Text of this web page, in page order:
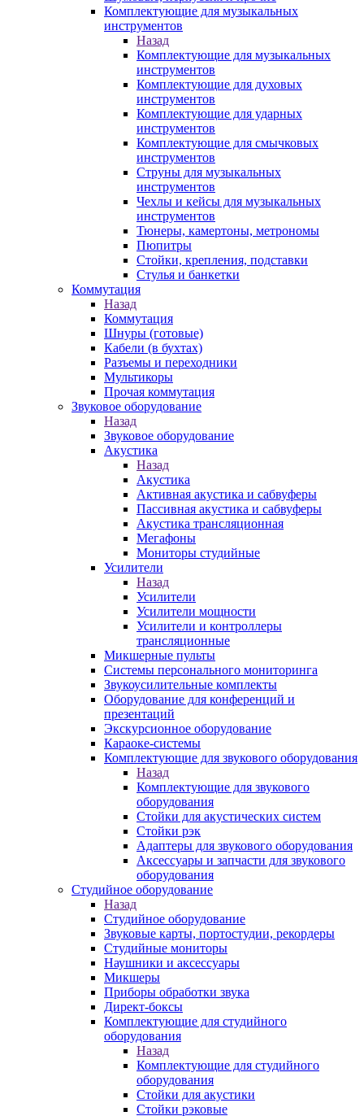
Комплектующие для музыкальных
инструментов
Назад
Комплектующие для музыкальных
инструментов
Комплектующие для духовых
инструментов
Комплектующие для ударных
инструментов
Комплектующие для смычковых
инструментов
Струны для музыкальных
инструментов
Чехлы и кейсы для музыкальных
инструментов
Тюнеры, камертоны, метрономы
Пюпитры
Стойки, крепления, подставки
Стулья и банкетки
Коммутация
Назад
Коммутация
Шнуры (готовые)
Кабели (в бухтах)
Разъемы и переходники
Мультикоры
Прочая коммутация
Звуковое оборудование
Назад
Звуковое оборудование
Акустика
Назад
Акустика
Активная акустика и сабвуферы
Пассивная акустика и сабвуферы
Акустика трансляционная
Мегафоны
Мониторы студийные
Усилители
Назад
Усилители
Усилители мощности
Усилители и контроллеры
трансляционные
Микшерные пульты
Системы персонального мониторинга
Звукоусилительные комплекты
Оборудование для конференций и
презентаций
Экскурсионное оборудование
Караоке-системы
Комплектующие для звукового оборудования
Назад
Комплектующие для звукового
оборудования
Стойки для акустических систем
Стойки рэк
Адаптеры для звукового оборудования
Аксессуары и запчасти для звукового
оборудования
Студийное оборудование
Назад
Студийное оборудование
Звуковые карты, портостудии, рекордеры
Студийные мониторы
Наушники и аксессуары
Микшеры
Приборы обработки звука
Директ-боксы
Комплектующие для студийного
оборудования
Назад
Комплектующие для студийного
оборудования
Стойки для акустики
Стойки рэковые